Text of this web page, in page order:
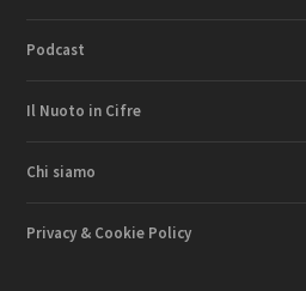
Podcast
Il Nuoto in Cifre
Chi siamo
Privacy & Cookie Policy